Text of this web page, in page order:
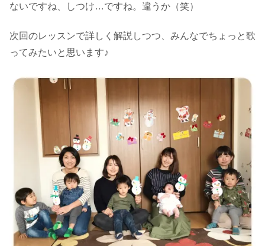
ないですね、しつけ…ですね。違うか（笑）
次回のレッスンで詳しく解説しつつ、みんなでちょっと歌
ってみたいと思います♪